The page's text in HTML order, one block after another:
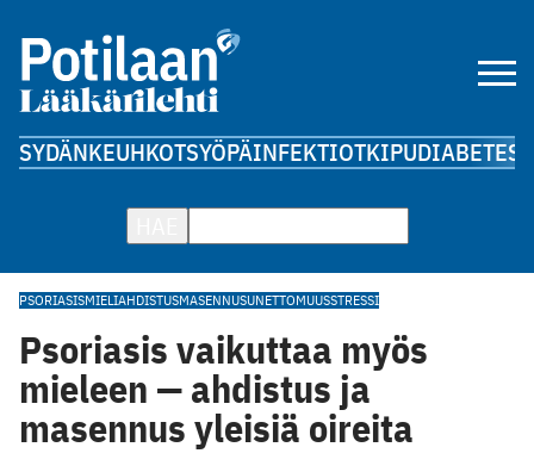
SYDÄNKEUHKOTSYÖPÄINFEKTIOTKIPUDIABETES
PSORIASISMIELIAHDISTUSMASENNUSUNETTOMUUSSTRESSI
Psoriasis vaikuttaa myös
mieleen — ahdistus ja
masennus yleisiä oireita